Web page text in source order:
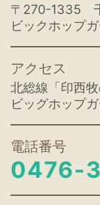
〒270-1335
ビックホップ
アクセス
北総線「印西
ビッグホップ
電話番号
0476-